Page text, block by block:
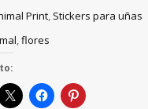
Print, Stickers para uñas
,flores